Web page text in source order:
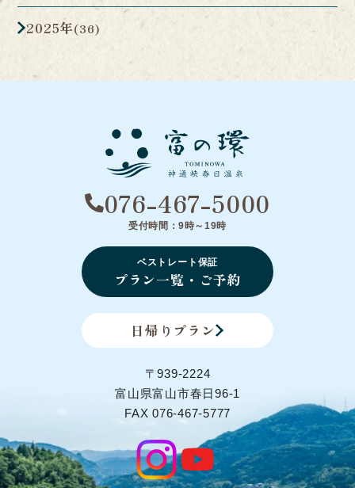
2025年(36)
076-467-5000
受付時間：9時～19時
ベストレート保証
プラン一覧・ご予約
日帰りプラン
〒939-2224
富山県富山市春日96-1
FAX 076-467-5777